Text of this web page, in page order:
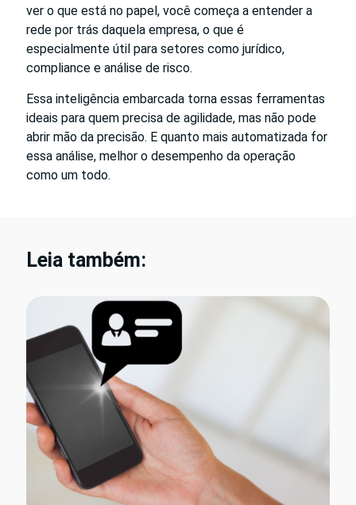
ver o que está no papel, você começa a entender a
rede por trás daquela empresa, o que é
especialmente útil para setores como jurídico,
compliance e análise de risco.
Essa inteligência embarcada torna essas ferramentas
ideais para quem precisa de agilidade, mas não pode
abrir mão da precisão. E quanto mais automatizada for
essa análise, melhor o desempenho da operação
como um todo.
Leia também: